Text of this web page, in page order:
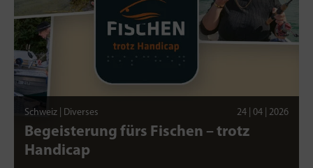
Schweiz | Diverses 24 | 04 | 2026
Begeisterung fürs Fischen – trotz
Handicap